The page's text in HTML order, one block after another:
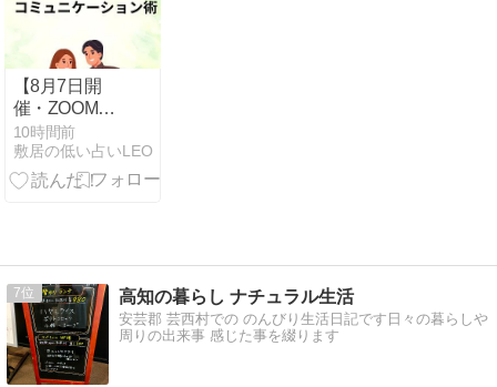
【8月7日開
催・ZOOM】
アドラーから
学ぶきょうだ
い順での強み
10時間前
敷居の低い占いLEO
7 高知の暮らし ナチュラル生活
安芸郡 芸西村での のんびり生活日記です日々の暮らしや
周りの出来事 感じた事を綴ります